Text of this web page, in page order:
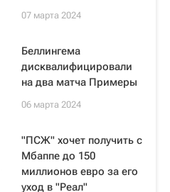
07 марта 2024
Беллингема
дисквалифицировали
на два матча Примеры
06 марта 2024
"ПСЖ" хочет получить с
Мбаппе до 150
миллионов евро за его
уход в "Реал"